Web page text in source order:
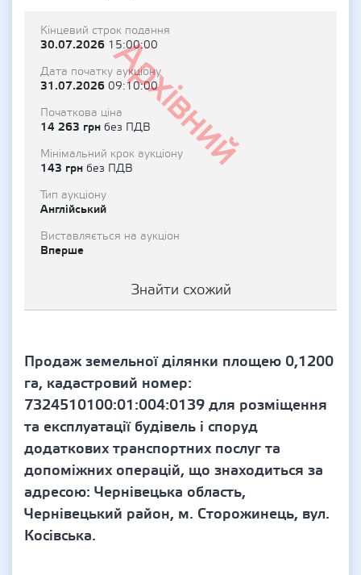
Архівний
Кінцевий строк подання
30.07.2026 15:00:00
Дата початку аукціону
31.07.2026 09:10:00
Початкова ціна
14 263 грн без ПДВ
Мінімальний крок аукціону
143 грн без ПДВ
Тип аукціону
Англійський
Виставляється на аукціон
Вперше
Знайти схожий
Продаж земельної ділянки площею 0,1200
га, кадастровий номер:
7324510100:01:004:0139 для розміщення
та експлуатації будівель і споруд
додаткових транспортних послуг та
допоміжних операцій, що знаходиться за
адресою: Чернівецька область,
Чернівецький район, м. Сторожинець, вул.
Косівська.